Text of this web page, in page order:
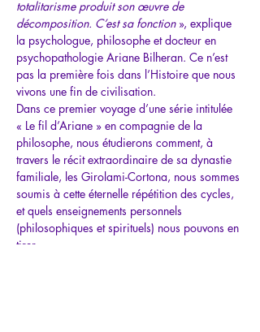
totalitarisme produit son œuvre de
décomposition. C’est sa fonction », explique
la psychologue, philosophe et docteur en
psychopathologie Ariane Bilheran. Ce n’est
pas la première fois dans l’Histoire que nous
vivons une fin de civilisation.
Dans ce premier voyage d’une série intitulée
« Le fil d’Ariane » en compagnie de la
philosophe, nous étudierons comment, à
travers le récit extraordinaire de sa dynastie
familiale, les Girolami-Cortona, nous sommes
soumis à cette éternelle répétition des cycles,
et quels enseignements personnels
(philosophiques et spirituels) nous pouvons en
tirer.